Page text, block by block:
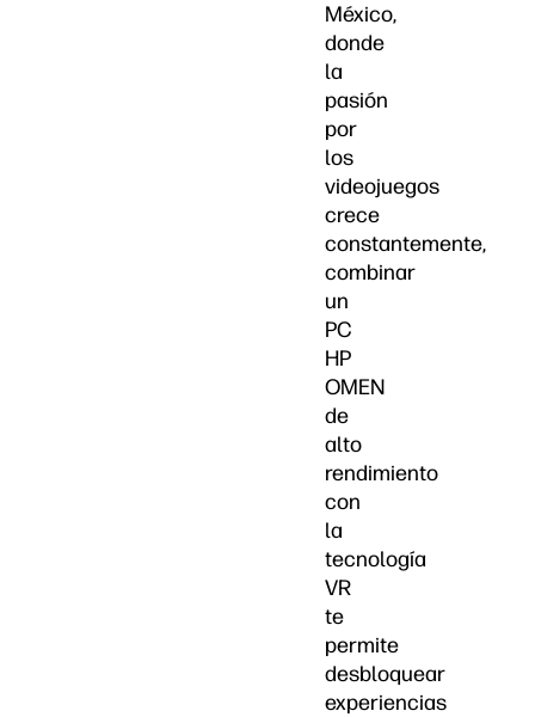
México,
donde
la
pasión
por
los
videojuegos
crece
constantemente,
combinar
un
PC
HP
OMEN
de
alto
rendimiento
con
la
tecnología
VR
te
permite
desbloquear
experiencias